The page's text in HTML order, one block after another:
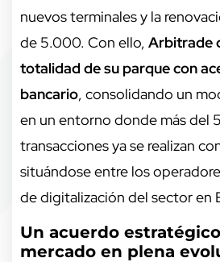
nuevos terminales y la
de 5.000. Con ello, Arbitrade
totalidad de su parque con
bancario, consolidando un
en un entorno donde más del
transacciones ya se realizan
situándose entre los
de digitalización del sector en
Un acuerdo
mercado en plena